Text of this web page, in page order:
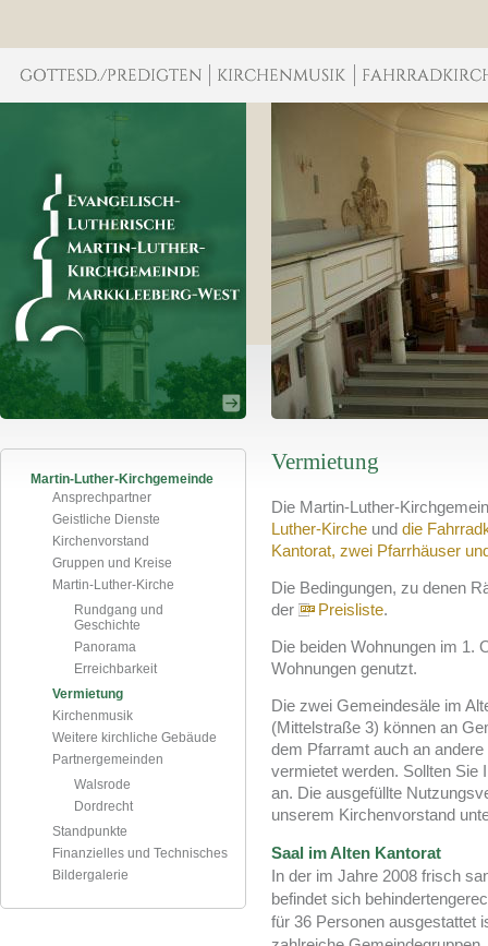
Martin-Luther-Kirchgemeinde
Ansprechpartner
Geistliche Dienste
Kirchenvorstand
Gruppen und Kreise
Martin-Luther-Kirche
Rundgang und
Geschichte
Panorama
Erreichbarkeit
Vermietung
Kirchenmusik
Weitere kirchliche Gebäude
Partnergemeinden
Walsrode
Dordrecht
Standpunkte
Finanzielles und Technisches
Bildergalerie
Vermietung
Die Martin-Luther-
Luther-Kirche und die
Kantorat, zwei Pfarrhäuser
Die Bedingungen, zu denen
der
Preisliste.
Die beiden Wohnungen im 1.
Wohnungen genutzt.
Die zwei Gemeindesäle im
(Mittelstraße 3) können an
dem Pfarramt auch an
vermietet werden. Sollten Sie
an. Die ausgefüllte
unserem Kirchenvorstand
Saal im Alten Kantorat
In der im Jahre 2008 frisch
befindet sich
für 36 Personen ausgestattet